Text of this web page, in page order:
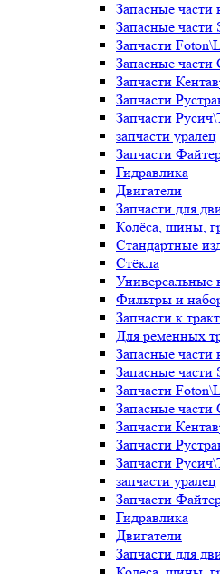
Запасные части
Запасные части
Запчасти
Запасные части
Запчасти
Запчасти
Запчасти
запчасти уралец
Запчасти
Гидравлика
Двигатели
Запчасти для
Колёса, шины,
Стандартные
Стёкла
Универсальные
Фильтры и
Запчасти к
Для ременных
Запасные части
Запасные части
Запчасти
Запасные части
Запчасти
Запчасти
Запчасти
запчасти уралец
Запчасти
Гидравлика
Двигатели
Запчасти для